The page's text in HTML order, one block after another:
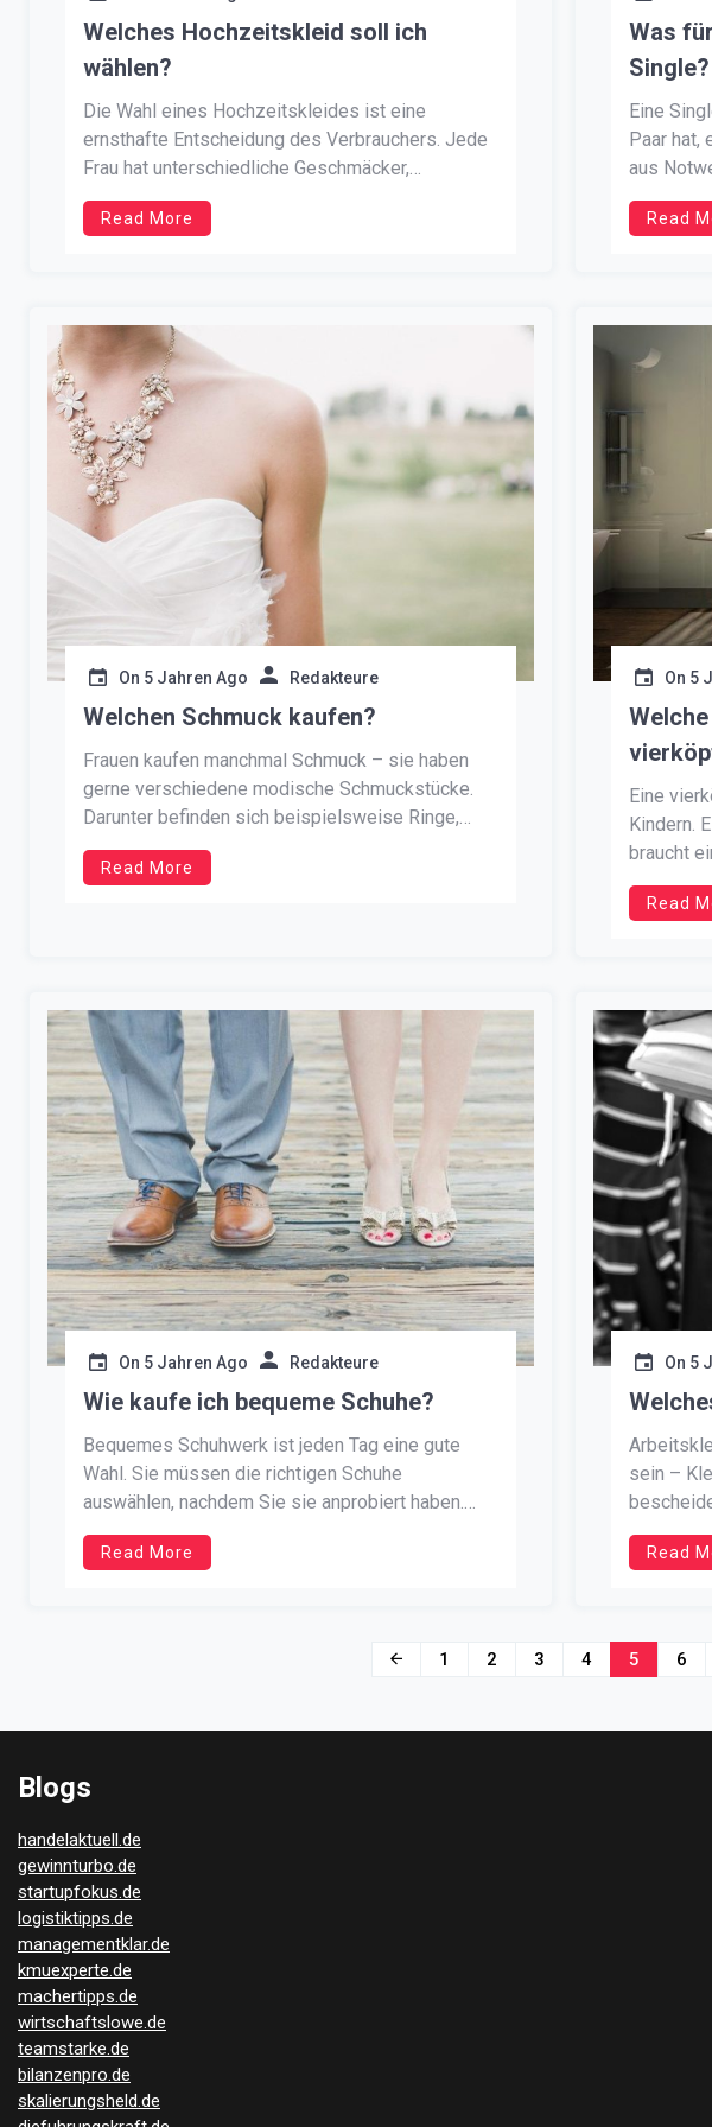
Welches Hochzeitskleid soll ich
wählen?
Die Wahl eines Hochzeitskleides ist eine
ernsthafte Entscheidung des Verbrauchers. Jede
Frau hat unterschiedliche Geschmäcker,
unterschiedliche Bedürfnisse und
unterschiedliche finanzielle Möglichkeiten. Man
um eine Menge Schnickschnack handelt, in dem
[…]
Read More
Was
Single?
Eine
Paar hat,
aus
solche
Read
On 5 Jahren Ago Redakteure
Welchen Schmuck kaufen?
Frauen kaufen manchmal Schmuck – sie haben
gerne verschiedene modische Schmuckstücke.
Darunter befinden sich beispielsweise Ringe,
Armbänder, Ohrringe oder Halsketten, Broschen,
Clips. Die Auswahl an solchen Schmuckstücken
Read More
On 5
Eine
Kindern.
braucht
Read
On 5 Jahren Ago Redakteure
Wie kaufe ich bequeme Schuhe?
Bequemes Schuhwerk ist jeden Tag eine gute
Wahl. Sie müssen die richtigen Schuhe
auswählen, nachdem Sie sie anprobiert haben.
Schuhe online zu kaufen ist eine schreckliche
Idee – man kann keine Schuhe kaufen, ohne
Read More
On 5
sein –
werden
jedoch […]
Read
1 2 3 4 5 6
Blogs
handelaktuell.de
gewinnturbo.de
startupfokus.de
logistiktipps.de
managementklar.de
kmuexperte.de
machertipps.de
wirtschaftslowe.de
teamstarke.de
bilanzenpro.de
skalierungsheld.de